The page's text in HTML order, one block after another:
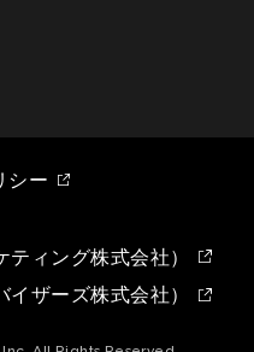
シー
ィング株式会社）
ザーズ株式会社）